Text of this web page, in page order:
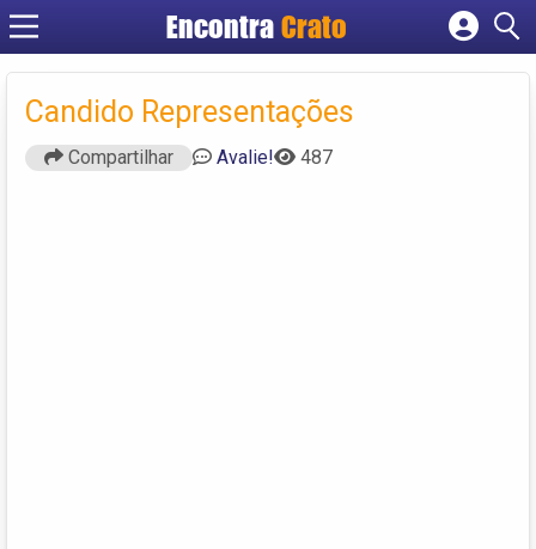
Encontra Crato
Cadastrar empresa
Fazer login
Criar conta
Candido Representações
Compartilhar Avalie! 487